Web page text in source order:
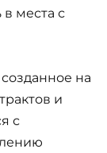
места с
на
и
с